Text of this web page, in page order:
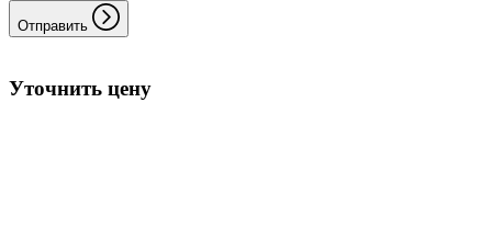
Отправить
Уточнить цену